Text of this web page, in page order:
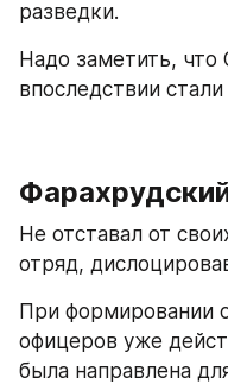
разведки.
Надо заметить, что
впоследствии
Не отставал от
отряд,
При формировании
офицеров уже
была направлена